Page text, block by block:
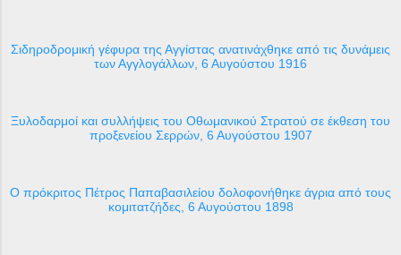
Σιδηροδρομική γέφυρα της Αγγίστας ανατινάχθηκε από τις δυνάμεις
των Αγγλογάλλων, 6 Αυγούστου 1916
Ξυλοδαρμοί και συλλήψεις του Οθωμανικού Στρατού σε έκθεση του
προξενείου Σερρών, 6 Αυγούστου 1907
Ο πρόκριτος Πέτρος Παπαβασιλείου δολοφονήθηκε άγρια από τους
κομιτατζήδες, 6 Αυγούστου 1898